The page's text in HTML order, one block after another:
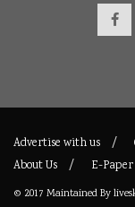
Advertise with us
About Us
E-Paper
© 2017 Maintained By